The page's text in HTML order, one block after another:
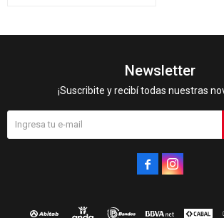
Newsletter
¡Suscribite y recibí todas nuestras
 